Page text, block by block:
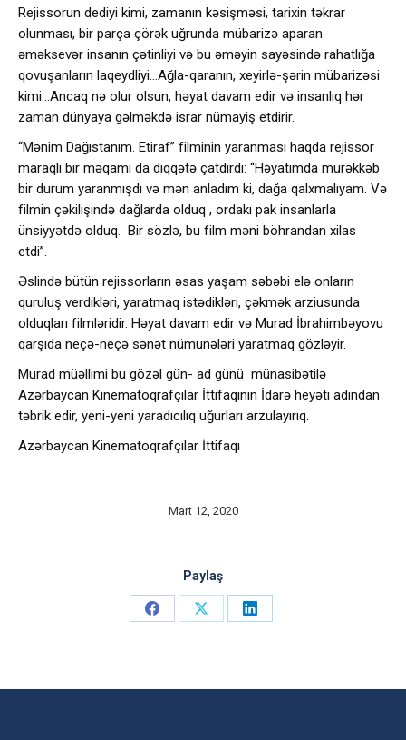
Rejissorun dediyi kimi, zamanın kəsişməsi, tarixin təkrar
olunması, bir parça çörək uğrunda mübarizə aparan
əməksevər insanın çətinliyi və bu əməyin sayəsində rahatlığa
qovuşanların laqeydliyi…Ağla-qaranın, xeyirlə-şərin mübarizəsi
kimi…Ancaq nə olur olsun, həyat davam edir və insanlıq hər
zaman dünyaya gəlməkdə israr nümayiş etdirir.
“Mənim Dağıstanım. Etiraf” filminin yaranması haqda rejissor
maraqlı bir məqamı da diqqətə çatdırdı: “Həyatımda mürəkkəb
bir durum yaranmışdı və mən anladım ki, dağa qalxmalıyam. Və
filmin çəkilişində dağlarda olduq , ordakı pak insanlarla
ünsiyyətdə olduq. Bir sözlə, bu film məni böhrandan xilas
etdi”.
Əslində bütün rejissorların əsas yaşam səbəbi elə onların
quruluş verdikləri, yaratmaq istədikləri, çəkmək arziusunda
olduqları filmləridir. Həyat davam edir və Murad İbrahimbəyovu
qarşıda neçə-neçə sənət nümunələri yaratmaq gözləyir.
Murad müəllimi bu gözəl gün- ad günü münasibətilə
Azərbaycan Kinematoqrafçılar İttifaqının İdarə heyəti adından
təbrik edir, yeni-yeni yaradıcılıq uğurları arzulayırıq.
Azərbaycan Kinematoqrafçılar İttifaqı
Mart 12, 2020
Paylaş
Share
Share
Share